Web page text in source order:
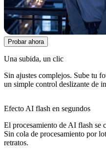
Probar ahora
Una subida, un clic
Sin ajustes complejos. Sube tu
un simple control deslizante de
Efecto AI flash en segundos
El procesamiento de AI flash se
Sin cola de procesamiento por
retratos.